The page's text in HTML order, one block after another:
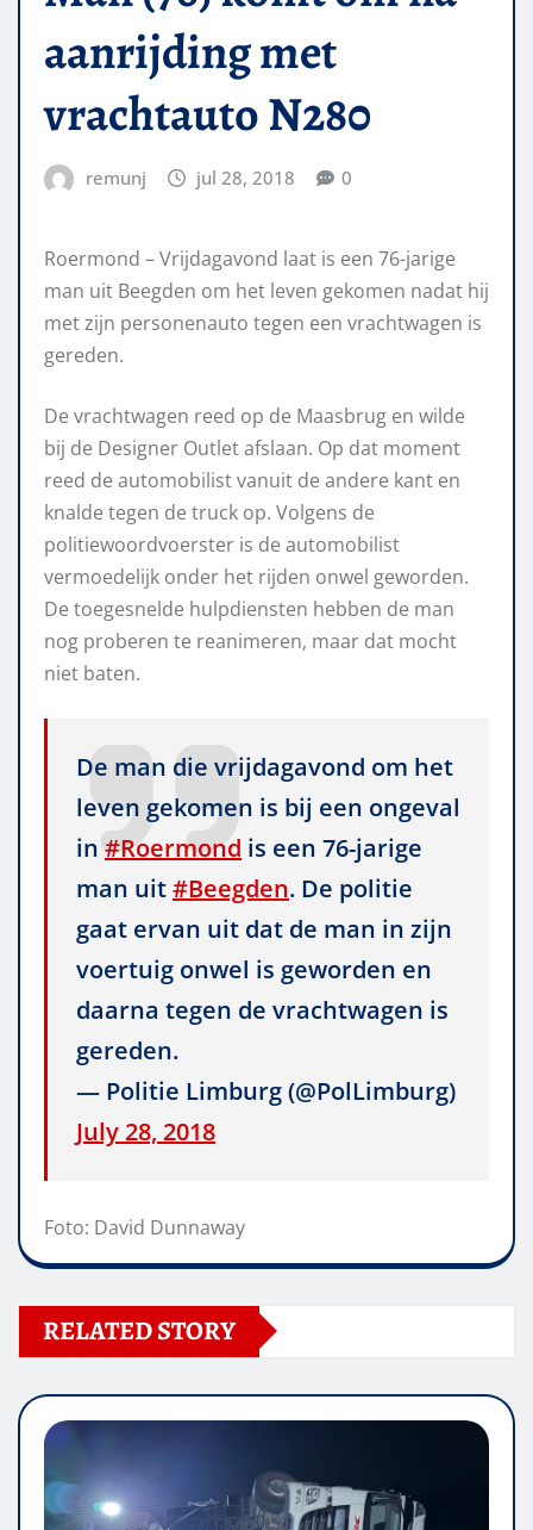
aanrijding met
vrachtauto N280
remunj jul 28, 2018 0
Roermond – Vrijdagavond laat is een 76-jarige
man uit Beegden om het leven gekomen nadat hij
met zijn personenauto tegen een vrachtwagen is
gereden.
De vrachtwagen reed op de Maasbrug en wilde
bij de Designer Outlet afslaan. Op dat moment
reed de automobilist vanuit de andere kant en
knalde tegen de truck op. Volgens de
politiewoordvoerster is de automobilist
vermoedelijk onder het rijden onwel geworden.
De toegesnelde hulpdiensten hebben de man
nog proberen te reanimeren, maar dat mocht
niet baten.
De man die vrijdagavond om het
leven gekomen is bij een ongeval
in #Roermond is een 76-jarige
man uit#Beegden. De politie
gaat ervan uit dat de man in zijn
voertuig onwel is geworden en
daarna tegen de vrachtwagen is
gereden.
— Politie Limburg (@PolLimburg)
July 28, 2018
Foto: David Dunnaway
RELATED STORY